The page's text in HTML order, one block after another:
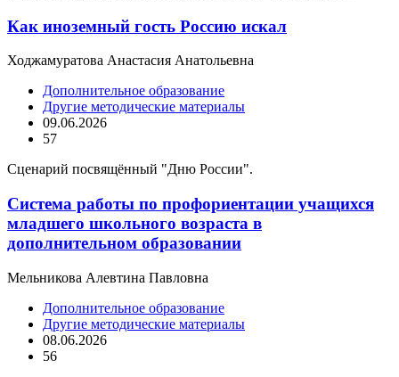
Как иноземный гость Россию искал
Ходжамуратова Анастасия Анатольевна
Дополнительное образование
Другие методические материалы
09.06.2026
57
Сценарий посвящённый "Дню России".
Система работы по профориентации учащихся
младшего школьного возраста в
дополнительном образовании
Мельникова Алевтина Павловна
Дополнительное образование
Другие методические материалы
08.06.2026
56